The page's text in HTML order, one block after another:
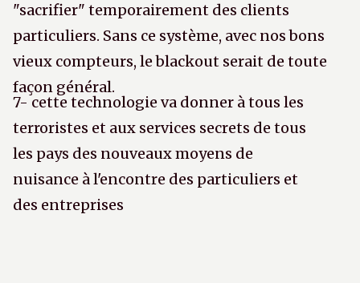
"sacrifier" temporairement des clients
particuliers. Sans ce système, avec nos bons
vieux compteurs, le blackout serait de toute
façon général.
7- cette technologie va donner à tous les
terroristes et aux services secrets de tous
les pays des nouveaux moyens de
nuisance à l'encontre des particuliers et
des entreprises